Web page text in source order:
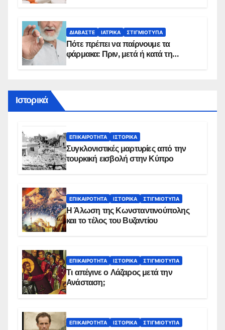
ΔΙΑΒΆΣΤΕ ΙΑΤΡΙΚΆ ΣΤΙΓΜΙΌΤΥΠΑ
Πότε πρέπει να παίρνουμε τα
φάρμακα: Πριν, μετά ή κατά τη
Ιστορικά
ΕΠΙΚΑΙΡΌΤΗΤΑ ΙΣΤΟΡΙΚΆ
Συγκλονιστικές μαρτυρίες από την
τουρκική εισβολή στην Κύπρο
ΕΠΙΚΑΙΡΌΤΗΤΑ ΙΣΤΟΡΙΚΆ ΣΤΙΓΜΙΌΤΥΠΑ
Η Άλωση της Κωνσταντινούπολης
και το τέλος του Βυζαντίου
ΕΠΙΚΑΙΡΌΤΗΤΑ ΙΣΤΟΡΙΚΆ ΣΤΙΓΜΙΌΤΥΠΑ
Τι απέγινε ο Λάζαρος μετά την
Ανάσταση;
ΕΠΙΚΑΙΡΌΤΗΤΑ ΙΣΤΟΡΙΚΆ ΣΤΙΓΜΙΌΤΥΠΑ